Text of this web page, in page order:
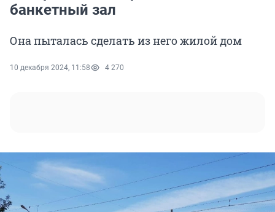
банкетный зал
Она пыталась сделать из него жилой дом
10 декабря 2024, 11:58 4 270